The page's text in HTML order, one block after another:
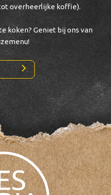
overheerlijke koffie).
koken? Geniet bij ons van